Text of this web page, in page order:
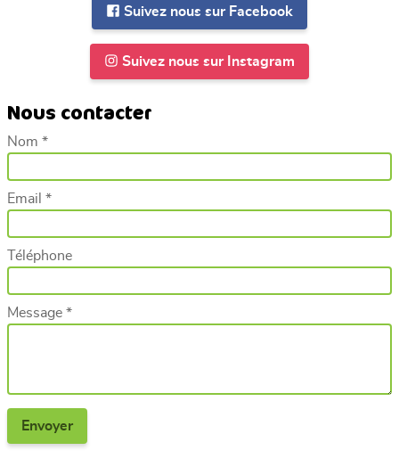
Suivez nous sur Facebook
Suivez nous sur Instagram
Nous contacter
Nom *
Email *
Téléphone
Message *